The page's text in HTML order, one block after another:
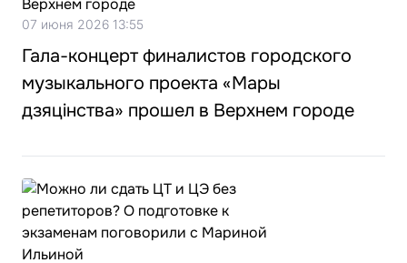
07 июня 2026 13:55
Гала-концерт финалистов городского
музыкального проекта «Мары
дзяцiнства» прошел в Верхнем городе